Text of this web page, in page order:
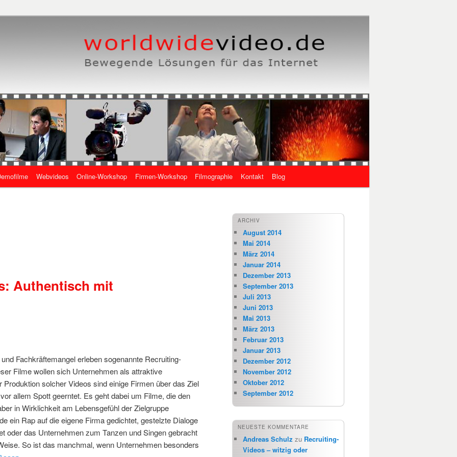
Videos
Webvideos Online-Workshop Firmen-Workshop Filmographie Kontakt Blog
Authentisch mit
Fachkräftemangel erleben sogenannte Recruiting-
Filme wollen sich Unternehmen als attraktive
Produktion solcher Videos sind einige Firmen über das Ziel
allem Spott geerntet. Es geht dabei um Filme, die den
in Wirklichkeit am Lebensgefühl der Zielgruppe
ein Rap auf die eigene Firma gedichtet, gestelzte Dialoge
oder das Unternehmen zum Tanzen und Singen gebracht
So ist das manchmal, wenn Unternehmen besonders
ARCHIV
August 2014
Mai 2014
März 2014
Januar 2014
Dezember 2013
September 2013
Juli 2013
Juni 2013
Mai 2013
März 2013
Februar 2013
Januar 2013
Dezember 2012
November 2012
Oktober 2012
September 2012
NEUESTE KOMMENTARE
Andreas Schulz zu Recruiting-
Videos – witzig oder